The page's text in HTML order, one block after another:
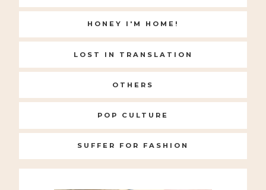
HONEY I'M HOME!
LOST IN TRANSLATION
OTHERS
POP CULTURE
SUFFER FOR FASHION